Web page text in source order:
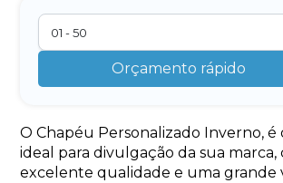
Orçamento rápido
O Chapéu Personalizado Inverno,
ideal para divulgação da sua marca,
excelente qualidade e uma grande